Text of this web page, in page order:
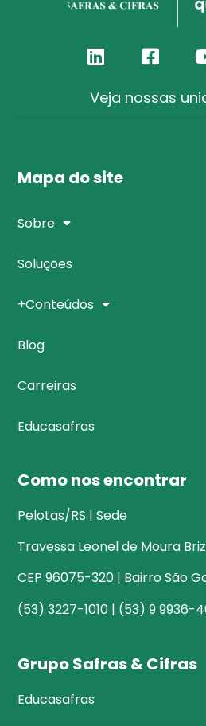
Veja nossas
Mapa do site
Sobre
Soluções
+Conteúdos
Blog
Carreiras
Educasafras
Como nos encontrar
Pelotas/RS | Sede
Travessa Leonel de Moura
CEP 96075-320 | Bairro São
(53) 3227-1010 | (53) 9 9936-
Grupo Safras & Cifras
Educasafras